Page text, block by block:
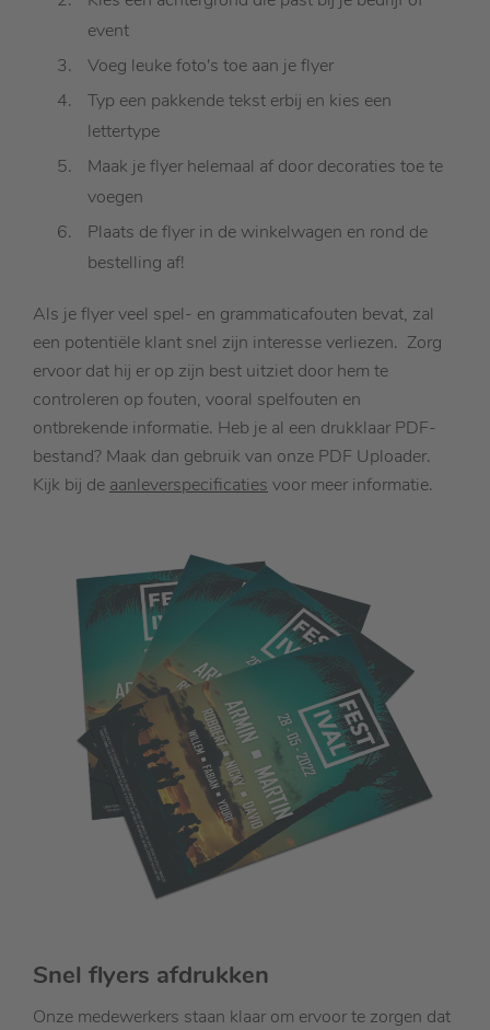
event
Voeg leuke foto's toe aan je flyer
Typ een pakkende tekst erbij en kies een
lettertype
Maak je flyer helemaal af door decoraties toe te
voegen
Plaats de flyer in de winkelwagen en rond de
bestelling af!
Als je flyer veel spel- en grammaticafouten bevat, zal
een potentiële klant snel zijn interesse verliezen. Zorg
ervoor dat hij er op zijn best uitziet door hem te
controleren op fouten, vooral spelfouten en
ontbrekende informatie. Heb je al een drukklaar PDF-
bestand? Maak dan gebruik van onze PDF Uploader.
Kijk bij de aanleverspecificaties voor meer informatie.
Snel flyers afdrukken
Onze medewerkers staan klaar om ervoor te zorgen dat